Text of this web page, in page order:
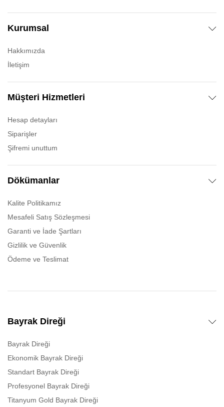
Kurumsal
Hakkımızda
İletişim
Müşteri Hizmetleri
Hesap detayları
Siparişler
Şifremi unuttum
Dökümanlar
Kalite Politikamız
Mesafeli Satış Sözleşmesi
Garanti ve İade Şartları
Gizlilik ve Güvenlik
Ödeme ve Teslimat
Bayrak Direği
Bayrak Direği
Ekonomik Bayrak Direği
Standart Bayrak Direği
Profesyonel Bayrak Direği
Titanyum Gold Bayrak Direği